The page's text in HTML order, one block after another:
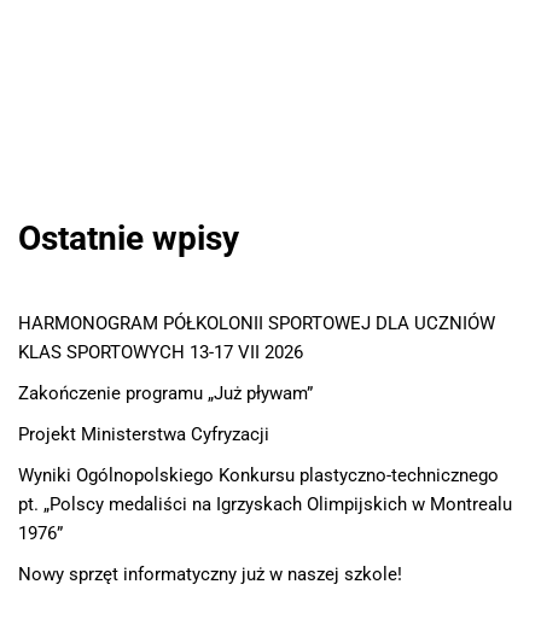
Ostatnie wpisy
HARMONOGRAM PÓŁKOLONII SPORTOWEJ DLA UCZNIÓW
KLAS SPORTOWYCH 13-17 VII 2026
Zakończenie programu „Już pływam”
Projekt Ministerstwa Cyfryzacji
Wyniki Ogólnopolskiego Konkursu plastyczno-technicznego
pt. „Polscy medaliści na Igrzyskach Olimpijskich w Montrealu
1976”
Nowy sprzęt informatyczny już w naszej szkole!